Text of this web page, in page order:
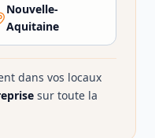
Nouvelle-
Aquitaine
dans vos locaux
sur toute la